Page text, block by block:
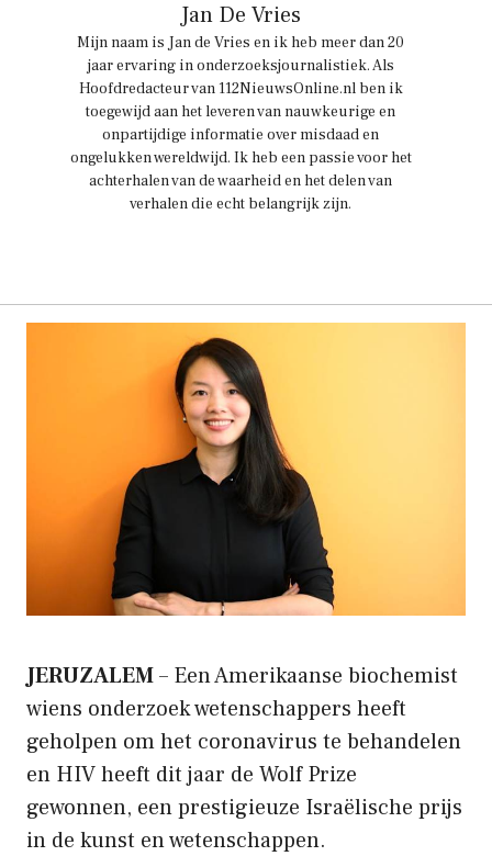
Jan De Vries
Mijn naam is Jan de Vries en ik heb meer dan 20
jaar ervaring in onderzoeksjournalistiek. Als
Hoofdredacteur van 112NieuwsOnline.nl ben ik
toegewijd aan het leveren van nauwkeurige en
onpartijdige informatie over misdaad en
ongelukken wereldwijd. Ik heb een passie voor het
achterhalen van de waarheid en het delen van
verhalen die echt belangrijk zijn.
JERUZALEM– Een Amerikaanse biochemist
wiens onderzoek wetenschappers heeft
geholpen om het coronavirus te behandelen
en HIV heeft dit jaar de Wolf Prize
gewonnen, een prestigieuze Israëlische prijs
in de kunst en wetenschappen.